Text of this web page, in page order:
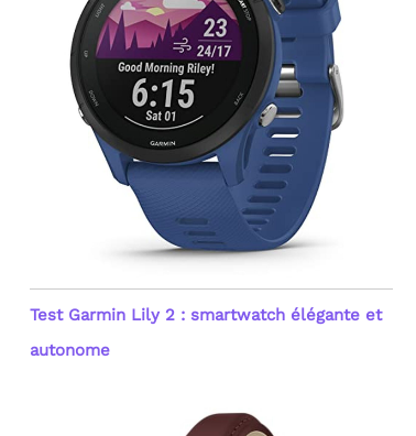
Test Garmin Lily 2 : smartwatch élégante et
autonome